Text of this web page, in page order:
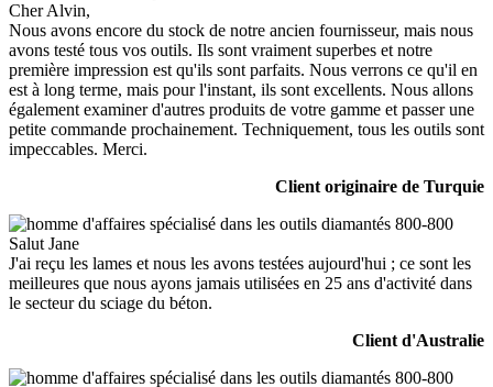
Cher Alvin,
Nous avons encore du stock de notre ancien fournisseur, mais nous
avons testé tous vos outils. Ils sont vraiment superbes et notre
première impression est qu'ils sont parfaits. Nous verrons ce qu'il en
est à long terme, mais pour l'instant, ils sont excellents. Nous allons
également examiner d'autres produits de votre gamme et passer une
petite commande prochainement. Techniquement, tous les outils sont
impeccables. Merci.
Client originaire de Turquie
Salut Jane
J'ai reçu les lames et nous les avons testées aujourd'hui ; ce sont les
meilleures que nous ayons jamais utilisées en 25 ans d'activité dans
le secteur du sciage du béton.
Client d'Australie